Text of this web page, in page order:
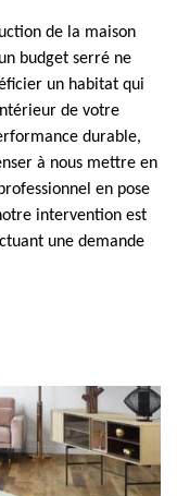
de la maison
budget serré ne
un habitat qui
de votre
durable,
à nous mettre en
en pose
intervention est
une demande